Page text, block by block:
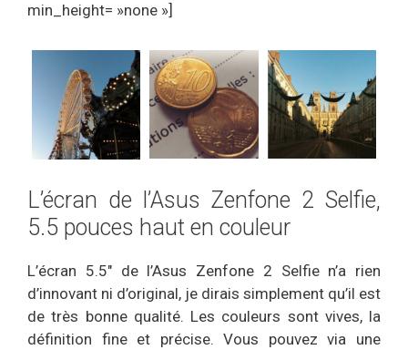
min_height= »none »]
L’écran de l’Asus Zenfone 2 Selfie,
5.5 pouces haut en couleur
L’écran 5.5″ de l’Asus Zenfone 2 Selfie n’a rien
d’innovant ni d’original, je dirais simplement qu’il est
de très bonne qualité. Les couleurs sont vives, la
définition fine et précise. Vous pouvez via une